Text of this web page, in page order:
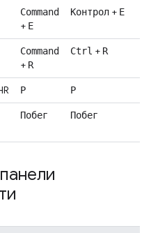
Command
+ E
Контрол + Е
Command
+ R
Ctrl + R
Р Р
Побег Побег